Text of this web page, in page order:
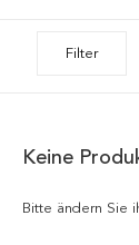
Filter
Keine
Bitte ändern Sie